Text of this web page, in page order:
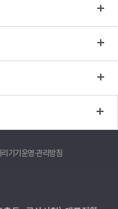
기기운영·관리방침